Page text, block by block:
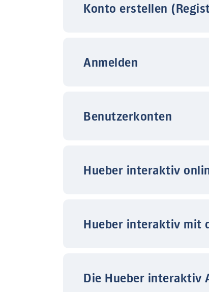
Konto erstellen
Anmelden
Benutzerkonten
Hueber interaktiv
Hueber interaktiv mit
Die Hueber interaktiv